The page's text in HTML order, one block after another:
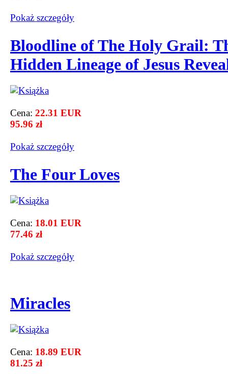
Pokaż szczegόły
Bloodline of The Holy Grail:
Hidden Lineage of Jesus
Cena: 22.31 EUR
95.96 zł
Pokaż szczegόły
The Four Loves
Cena: 18.01 EUR
77.46 zł
Pokaż szczegόły
Miracles
Cena: 18.89 EUR
81.25 zł